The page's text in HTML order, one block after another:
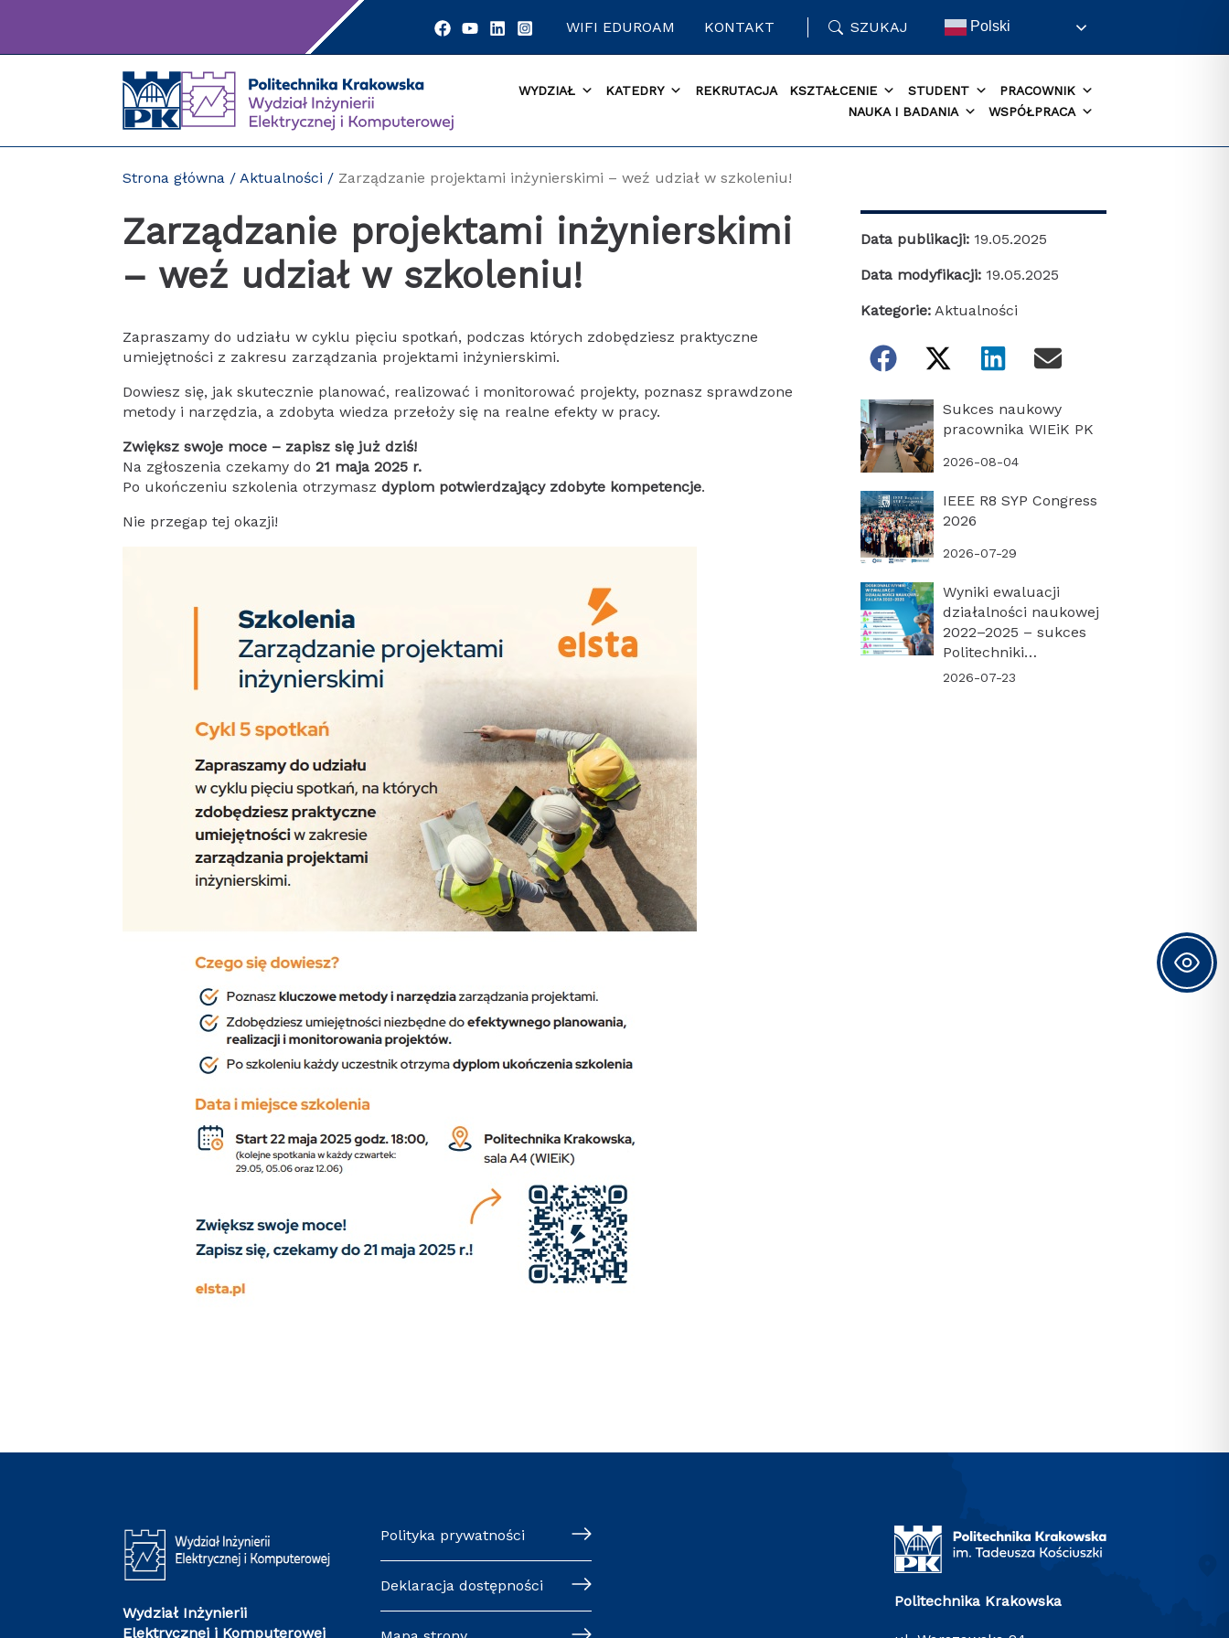
WIFI EDUROAM KONTAKT SZUKAJ Polski
WYDZIAŁ KATEDRY REKRUTACJA KSZTAŁCENIE STUDENT
PRACOWNIK
NAUKA I BADANIA
WSPÓŁPRACA
Strona główna /Aktualności / Zarządzanie projektami inżynierskimi – weź udział w szkoleniu!
Zarządzanie projektami inżynierskimi
– weź udział w szkoleniu!
Zapraszamy do udziału w cyklu pięciu spotkań, podczas których zdobędziesz praktyczne
umiejętności z zakresu zarządzania projektami inżynierskimi.
Dowiesz się, jak skutecznie planować, realizować i monitorować projekty, poznasz sprawdzone
metody i narzędzia, a zdobyta wiedza przełoży się na realne efekty w pracy.
Zwiększ swoje moce – zapisz się już dziś!
Na zgłoszenia czekamy do21 maja 2025 r.
Po ukończeniu szkolenia otrzymaszdyplom potwierdzający zdobyte kompetencje.
Nie przegap tej okazji!
Data publikacji: 19.05.2025
Data modyfikacji: 19.05.2025
Kategorie: Aktualności
Sukces naukowy
pracownika WIEiK PK
2026-08-04
IEEE R8 SYP Congress
2026
2026-07-29
Wyniki ewaluacji
działalności naukowej
2022–2025 – sukces
Politechniki
Krakowskiej i naszego
2026-07-23
Wydział Inżynierii
Elektrycznej i Komputerowej
Polityka prywatności
Deklaracja dostępności
Politechnika Krakowska